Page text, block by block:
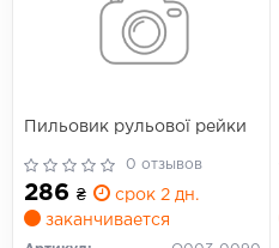
Пильовик рульової рейки
0 отзывов
286 ₴
срок 2 дн.
заканчивается